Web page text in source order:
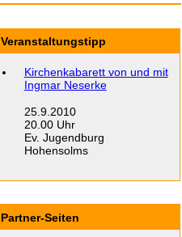
Veranstaltungstipp
Kirchenkabarett von und mit
Ingmar Neserke
25.9.2010
20.00 Uhr
Ev. Jugendburg
Hohensolms
Partner-Seiten